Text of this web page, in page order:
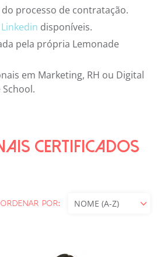
processo de contratação.
Linkedin disponíveis.
pela própria Lemonade
em Marketing, RH ou Digital
CERTIFICADOS
ORDENAR POR: